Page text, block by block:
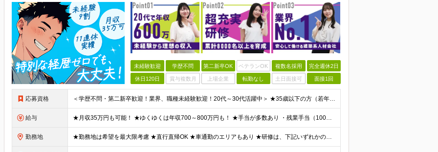
未経験歓迎 学歴不問 第二新卒OK ベテランOK 複数名採用 完全週休2日
休日120日 賞与複数月 上場企業 転勤なし 土日面接可 面接1回
応募資格 ＜学歴不問・第二新卒歓迎！業界、職種未経験歓迎！20代～30代活躍中＞ ★35歳以下の方（若年層の長期キャリア形成を図るため） ★フリーター・正社員未経験・社会人未経験OK ★転職回数が多い方もぜひ
給与 ★月収35万円も可能！ ★ゆくゆくは年収700～800万円も！ ★手当が多数あり ・残業手当（100％）★1分単位で支給 ・資格手当（最大月6万円） ・結婚/出産祝金（最大3万円） 【首都圏・北関東
勤務地 ★勤務地は希望を最大限考慮 ★直行直帰OK ★車通勤のエリアもあり ★研修は、下記いずれかの研修センターで行います ・東京校（東京本社とアクセスは同様） ・大阪校（大阪府大阪市中央区道修町 2-1-1